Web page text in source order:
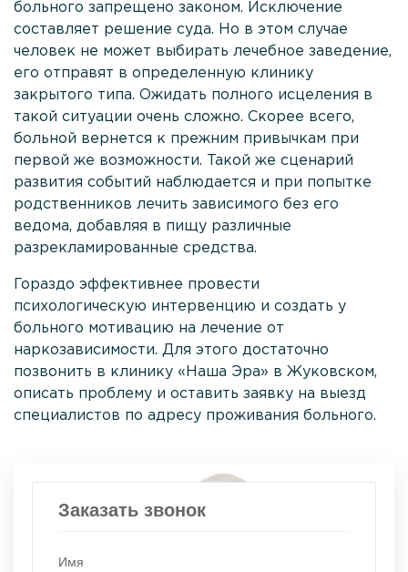
(495)
182
77 33
Выездная
наркология
24/7
100%
анонимность
Проконсультироваться
больного запрещено законом. Исключение
составляет решение суда. Но в этом случае
человек не может выбирать лечебное заведение,
его отправят в определенную клинику
закрытого типа. Ожидать полного исцеления в
такой ситуации очень сложно. Скорее всего,
больной вернется к прежним привычкам при
первой же возможности. Такой же сценарий
развития событий наблюдается и при попытке
родственников лечить зависимого без его
ведома, добавляя в пищу различные
разрекламированные средства.
Гораздо эффективнее провести
психологическую интервенцию и создать у
больного мотивацию на лечение от
наркозависимости. Для этого достаточно
позвонить в клинику «Наша Эра» в Жуковском,
описать проблему и оставить заявку на выезд
специалистов по адресу проживания больного.